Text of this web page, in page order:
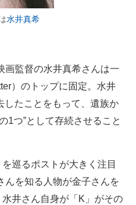
水井真希
監督の水井真希さんは一
）のトップに固定。水井
したことをもって、遺族か
1つ”として存続させること
巡るポストが大きく注目
んを知る人物が金子さんを
水井さん自身が「K」がその